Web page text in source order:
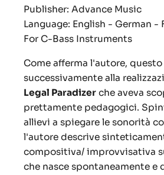
Publisher: Advance Music
Language: English - German -
For C-Bass Instruments
Come afferma l'autore,
successivamente alla
Legal Paradizer che aveva
prettamente pedagogici.
allievi a spiegare le sonorità
l'autore descrive
compositiva/ improvvisativa
che nasce spontaneamente